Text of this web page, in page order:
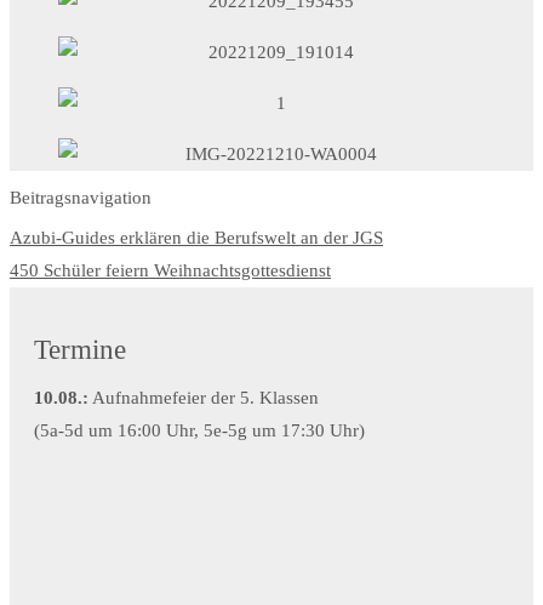
Beitragsnavigation
Azubi-Guides erklären die Berufswelt an der JGS
450 Schüler feiern Weihnachtsgottesdienst
Termine
10.08.: Aufnahmefeier der 5. Klassen
(5a-5d um 16:00 Uhr, 5e-5g um 17:30 Uhr)